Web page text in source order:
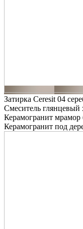
Затирка Ceresit 04
Смеситель глянцевый
Керамогранит мрамор
Керамогранит под